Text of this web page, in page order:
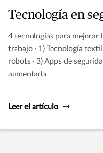
Tecnología en
4 tecnologías para mejorar
trabajo · 1) Tecnología
robots · 3) Apps de
aumentada
Leer el artículo